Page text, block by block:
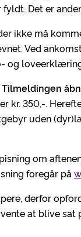
Det er
ikke må
Ved
og
Tilmeldingen
kr. 350,-.
uden
om
foregår på
derfor
at blive